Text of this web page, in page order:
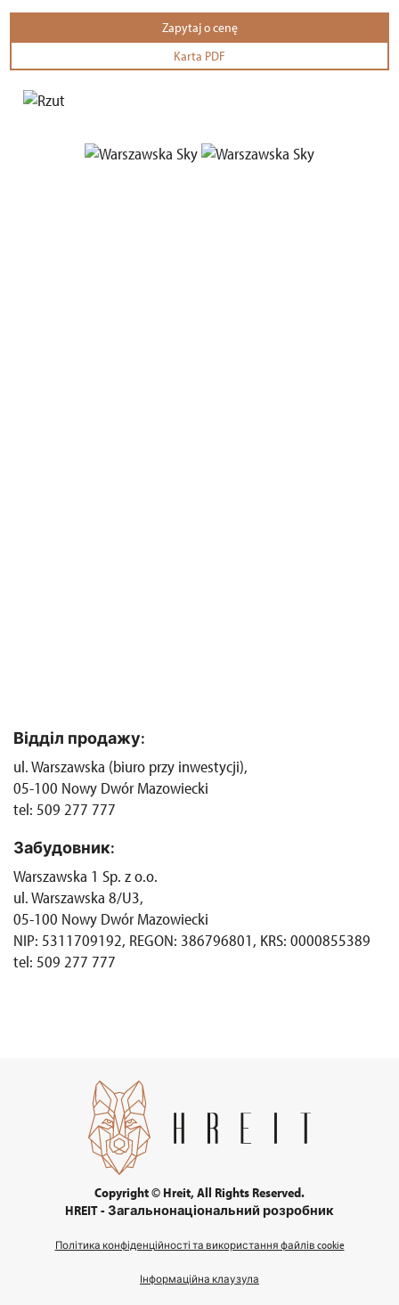
Zapytaj o cenę
Karta PDF
Відділ продажу:
ul. Warszawska (biuro przy inwestycji),
05-100 Nowy Dwór Mazowiecki
tel: 509 277 777
Забудовник:
Warszawska 1 Sp. z o.o.
ul. Warszawska 8/U3,
05-100 Nowy Dwór Mazowiecki
NIP: 5311709192, REGON: 386796801, KRS: 0000855389
tel: 509 277 777
Copyright © Hreit, All Rights Reserved.
HREIT - Загальнонаціональний розробник
Політика конфіденційності та використання файлів cookie
Інформаційна клаузула